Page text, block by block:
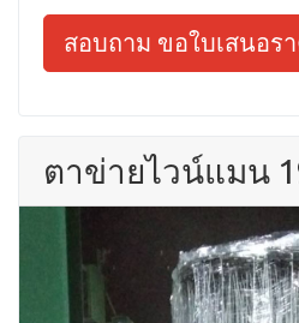
สอบถาม ขอใบเสนอร
ตาข่ายไวน์แมน